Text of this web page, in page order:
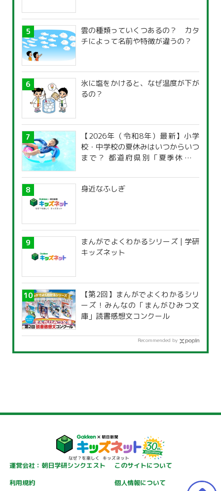
雲の種類っていくつあるの？ カタ
チによって名前や特徴が違うの？
氷に塩をかけると、なぜ温度が下が
るの？
【2026年（令和8年）最新】小学
校・中学校の夏休みはいつからいつ
まで？ 都道府県別「夏季休暇一
身近なふしぎ
まんがでよくわかるシリーズ | 学研
キッズネット
【第2回】まんがでよくわかるシリ
ーズ！みんなの「まんがひみつ文
庫」読書感想文コンクール
Recommended by
運営会社：朝日学研シンクエスト
このサイトについて
利用規約
個人情報について